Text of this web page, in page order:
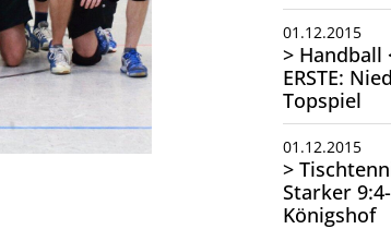
01.12.2015
> Handball
ERSTE:
Topspiel
01.12.2015
>
Starker
Königshof